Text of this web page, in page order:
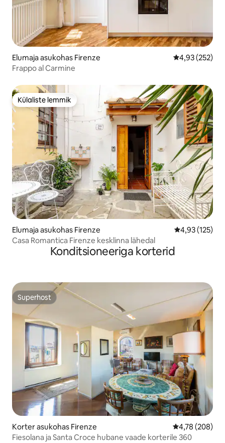
Elumaja asukohas Firenze Keskmine
4,93 (252)
Frappo al Carmine
Külaliste lemmik
Külaliste lemmik
Elumaja asukohas Firenze Keskmine
4,93 (125)
Casa Romantica Firenze kesklinna lähedal
Konditsioneeriga korterid
Superhost
Superhost
Korter asukohas Firenze Keskmine
4,78 (208)
Fiesolana ja Santa Croce hubane vaade korterile 360